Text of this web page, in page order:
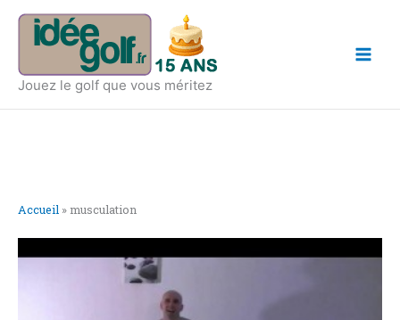
Aller
contenu
Jouez le golf que vous méritez
Accueil »musculation